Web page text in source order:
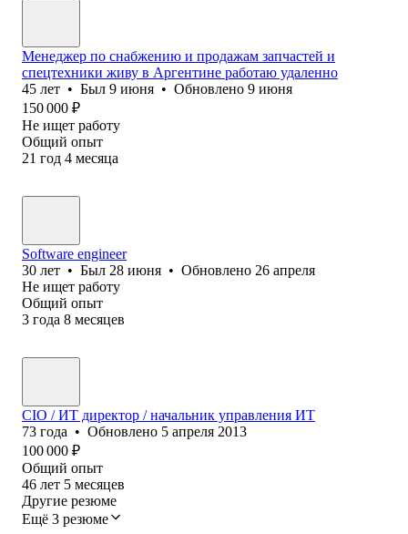
Менеджер по снабжению и продажам запчастей и
спецтехники живу в Аргентине работаю удаленно
45 лет • Был 9 июня • Обновлено 9 июня
150 000 ₽
Не ищет работу
Общий опыт
21 год 4 месяца
Software engineer
30 лет • Был 28 июня • Обновлено 26 апреля
Не ищет работу
Общий опыт
3 года 8 месяцев
CIO / ИT директор / начальник управления ИT
73 года • Обновлено 5 апреля 2013
100 000 ₽
Общий опыт
46 лет 5 месяцев
Другие резюме
Ещё 3 резюме